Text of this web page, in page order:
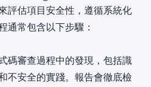
評估項目安全性，遵循系統化
通常包含以下步驟：
碼審查過程中的發現，包括識
不安全的實踐。報告會徹底檢